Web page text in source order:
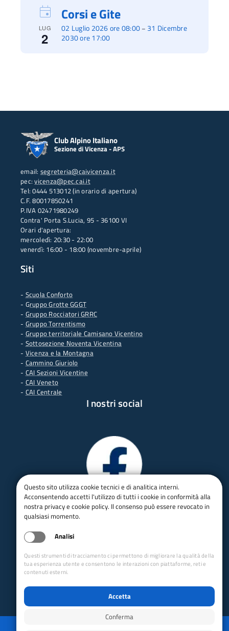
LUG
2
02 Luglio 2026 ore 08:00– 31 Dicembre
2030 ore 17:00
Corsi e Gite
Club Alpino Italiano
Sezione di Vicenza - APS
email: segreteria@caivicenza.it
pec:vicenza@pec.cai.it
Tel: 0444 513012 (in orario di apertura)
C.F. 80017850241
P.IVA 02471980249
Contra' Porta S.Lucia, 95 - 36100 VI
Orari d'apertura:
mercoledì: 20:30 - 22:00
venerdì: 16:00 - 18:00 (novembre-aprile)
Siti
- Scuola Conforto
- Gruppo Grotte GGGT
- Gruppo Rocciatori GRRC
- Gruppo Torrentismo
- Gruppo territoriale Camisano Vicentino
- Sottosezione Noventa Vicentina
- Vicenza e la Montagna
- Cammino Giuriolo
- CAI Sezioni Vicentine
- CAI Veneto
- CAI Centrale
I nostri social
Questo sito utilizza cookie tecnici e di analitica interni.
Acconsentendo accetti l'utilizzo di tutti i cookie in conformità alla
nostra privacy e cookie policy. Il consenso può essere revocato in
qualsiasi momento.
Analisi
Questi strumenti di tracciamento ci permettono di migliorare la qualità della
tua esperienza utente e consentono le interazioni con piattaforme, reti e
contenuti esterni.
Accetta
Conferma